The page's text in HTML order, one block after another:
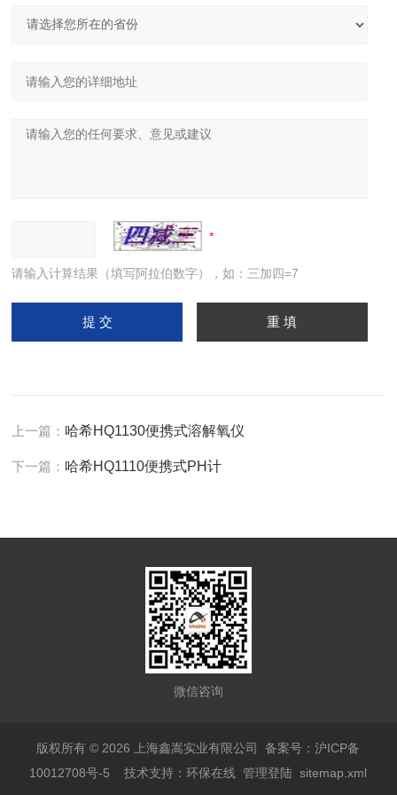
请输入计算结果（填写阿拉伯数字），如：三加四=7
上一篇： 哈希HQ1130便携式溶解氧仪
下一篇： 哈希HQ1110便携式PH计
微信咨询
版权所有 © 2026 上海鑫嵩实业有限公司备案号：沪ICP备
10012708号-5 技术支持：环保在线 管理登陆 sitemap.xml